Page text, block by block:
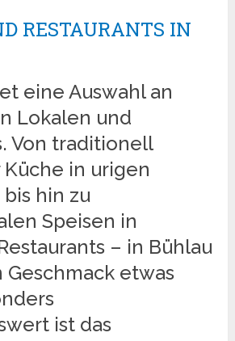
RESTAURANTS IN
eine Auswahl an
Lokalen und
Von traditionell
Küche in urigen
hin zu
Speisen in
– in Bühlau
Geschmack etwas
ist das